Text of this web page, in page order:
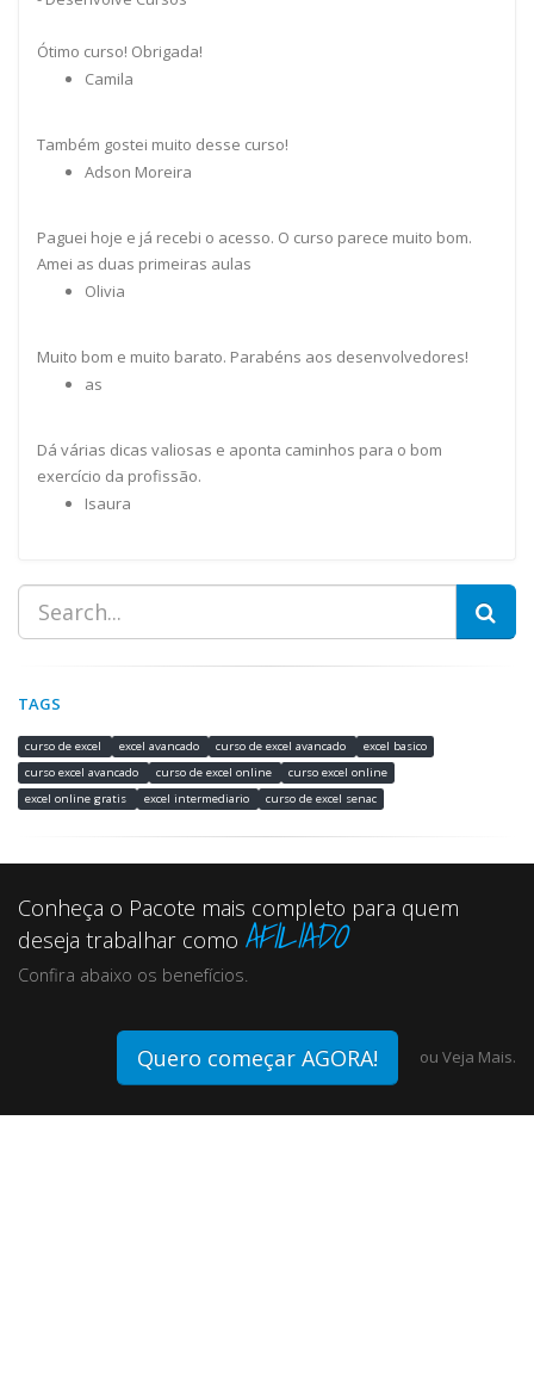
Ótimo curso! Obrigada!
Camila
Também gostei muito desse curso!
Adson Moreira
Paguei hoje e já recebi o acesso. O curso parece muito bom.
Amei as duas primeiras aulas
Olivia
Muito bom e muito barato. Parabéns aos desenvolvedores!
as
Dá várias dicas valiosas e aponta caminhos para o bom
exercício da profissão.
Isaura
TAGS
curso de excel excel avancado curso de excel avancado
excel basico
curso excel avancado
curso de excel online
curso excel online
excel online gratis
excel intermediario curso de excel senac
Conheça o Pacote mais completo para quem
deseja trabalhar como AFILIADO
Confira abaixo os benefícios.
Quero começar AGORA! ou Veja Mais.